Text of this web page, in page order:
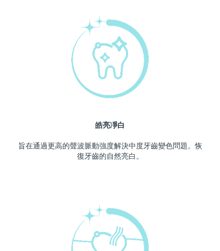
皓亮凈白
旨在通過更高的聲波脈動強度解決中度牙齒變色問題。恢
復牙齒的自然亮白。
中國澳門特別行政區 預計送達日期
預計送達日期
預計送達日期
預計送達日期
預計送達日期